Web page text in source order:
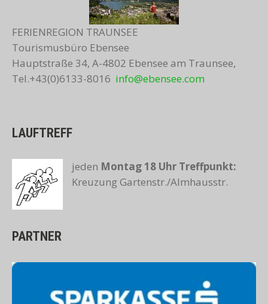
FERIENREGION TRAUNSEE
Tourismusbüro Ebensee
Hauptstraße 34, A-4802 Ebensee am Traunsee,
Tel.+43(0)6133-8016 info@ebensee.com
LAUFTREFF
jeden Montag 18 Uhr Treffpunkt:
Kreuzung Gartenstr./Almhausstr.
PARTNER